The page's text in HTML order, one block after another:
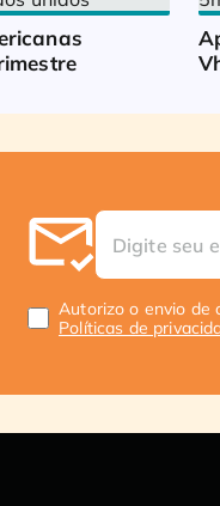
Autorizo o envio de
Políticas de